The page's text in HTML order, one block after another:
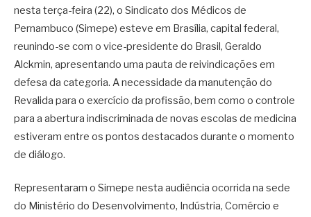
nesta terça-feira (22), o Sindicato dos Médicos de
Pernambuco (Simepe) esteve em Brasília, capital federal,
reunindo-se com o vice-presidente do Brasil, Geraldo
Alckmin, apresentando uma pauta de reivindicações em
defesa da categoria. A necessidade da manutenção do
Revalida para o exercício da profissão, bem como o controle
para a abertura indiscriminada de novas escolas de medicina
estiveram entre os pontos destacados durante o momento
de diálogo.
Representaram o Simepe nesta audiência ocorrida na sede
do Ministério do Desenvolvimento, Indústria, Comércio e